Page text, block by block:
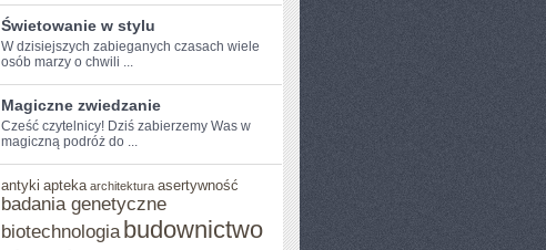
Świetowanie w stylu
W dzisiejszych zabieganych⁤ czasach wiele⁢
osób ⁤marzy⁤ o chwili‍ ...
Magiczne zwiedzanie
Cześć⁤ czytelnicy! Dziś zabierzemy Was w
magiczną podróż do ...
antyki apteka architektura asertywność
badania genetyczne
biotechnologia budownictwo